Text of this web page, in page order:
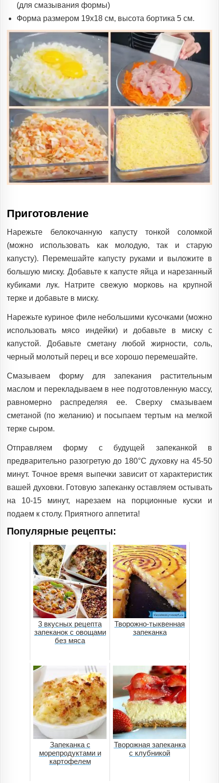
(для смазывания формы)
Форма размером 19х18 см, высота бортика 5 см.
Приготовление
Нарежьте белокочанную капусту тонкой соломкой
(можно использовать как молодую, так и старую
капусту). Перемешайте капусту руками и выложите в
большую миску. Добавьте к капусте яйца и нарезанный
кубиками лук. Натрите свежую морковь на крупной
терке и добавьте в миску.
Нарежьте куриное филе небольшими кусочками (можно
использовать мясо индейки) и добавьте в миску с
капустой. Добавьте сметану любой жирности, соль,
черный молотый перец и все хорошо перемешайте.
Смазываем форму для запекания растительным
маслом и перекладываем в нее подготовленную массу,
равномерно распределяя ее. Сверху смазываем
сметаной (по желанию) и посыпаем тертым на мелкой
терке сыром.
Отправляем форму с будущей запеканкой в
предварительно разогретую до 180°C духовку на 45-50
минут. Точное время выпечки зависит от характеристик
вашей духовки. Готовую запеканку оставляем остывать
на 10-15 минут, нарезаем на порционные куски и
подаем к столу. Приятного аппетита!
Популярные рецепты:
3 вкусных рецепта
запеканок с овощами
без мяса
Творожно-тыквенная
запеканка
Запеканка с
морепродуктами и
картофелем
Творожная запеканка
с клубникой